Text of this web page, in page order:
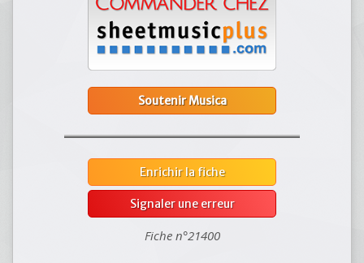
Soutenir Musica
Enrichir la fiche
Signaler une erreur
Fiche n°21400